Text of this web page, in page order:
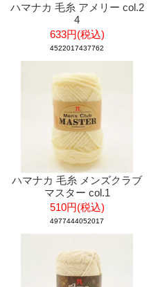
ハマナカ 毛糸 アメリー col.2
4
633円(税込)
4522017437762
ハマナカ 毛糸 メンズクラブ
マスター col.1
510円(税込)
4977444052017